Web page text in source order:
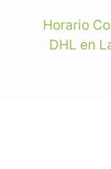
Horario
DHL en